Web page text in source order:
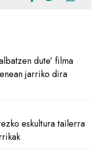
dute’ filma
jarriko dira
eskultura tailerra